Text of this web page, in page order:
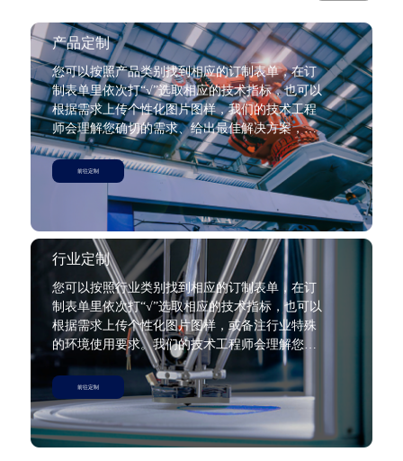
产品定制
您可以按照产品类别找到相应的订制表单，在订
制表单里依次打“√”选取相应的技术指标，也可以
根据需求上传个性化图片图样，我们的技术工程
师会理解您确切的需求、给出最佳解决方案，并
在第一时间与您交流沟通。
前往定制
行业定制
您可以按照行业类别找到相应的订制表单，在订
制表单里依次打“√”选取相应的技术指标，也可以
根据需求上传个性化图片图样，或备注行业特殊
的环境使用要求。我们的技术工程师会理解您确
切的需求、给出最佳解决方案，并在第一时间与
您交流沟通。
前往定制